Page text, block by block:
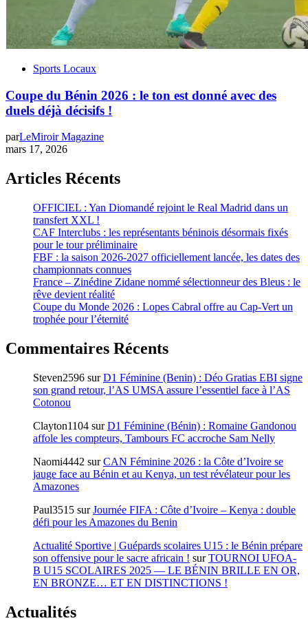
Sports Locaux
Coupe du Bénin 2026 : le ton est donné avec des
duels déjà décisifs !
parLeMiroir Magazine
mars 17, 2026
Articles Récents
OFFICIEL : Yan Diomandé rejoint le Real Madrid dans un
transfert XXL !
CAF Interclubs : les représentants béninois désormais fixés
pour le tour préliminaire
FBF : la saison 2026-2027 officiellement lancée, les dates des
championnats connues
France – Zinédine Zidane nommé sélectionneur des Bleus : le
rêve devient réalité
Coupe du Monde 2026 : Lopes Cabral offre au Cap-Vert un
trophée pour l’éternité
Commentaires Récents
Steven2596 surD1 Féminine (Benin) : Déo Gratias EBI signe
son grand retour, l’AS UMSA assure l’essentiel face à l’AS
Cotonou
Clayton1104 surD1 Féminine (Bénin) : Romaine Gandonou
affole les compteurs, Tambours FC accroche Sam Nelly
Naomi4442 surCAN Féminine 2026 : la Côte d’Ivoire se
jauge face au Bénin et au Kenya, un test révélateur pour les
Amazones
Paul3515 surJournée FIFA : Côte d’Ivoire – Kenya : double
défi pour les Amazones du Benin
Actualité Sportive | Guépards scolaires U15 : le Bénin prépare
son offensive pour le sacre africain ! surTOURNOI UFOA-
B U15 SCOLAIRES 2025 — LE BÉNIN BRILLE EN OR,
EN BRONZE… ET EN DISTINCTIONS !
Actualités